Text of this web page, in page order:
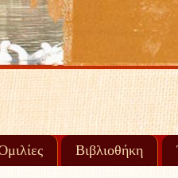
Πίστευε, ἀγάπα, συγχώρα καί
Βιβλιοθήκη